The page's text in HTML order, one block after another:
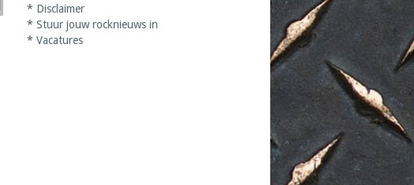
* Disclaimer
*Stuur jouw rocknieuws in
*Vacatures